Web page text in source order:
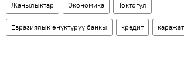
Жаңылыктар Экономика Токтогул
Евразиялык өнүктүрүү банкы кредит каражат